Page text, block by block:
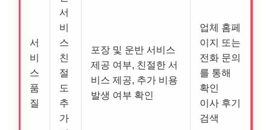
서
비
스
품
질
서
비
스
친
절
도
추
가
포장 및 운반 서비스
제공 여부, 친절한 서
비스 제공, 추가 비용
발생 여부 확인
업체 홈페
이지 또는
전화 문의
를 통해
확인
이사 후기
검색